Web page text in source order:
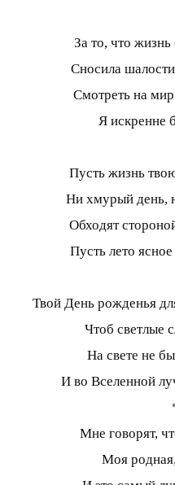
За то, что
Сносила
Смотреть на
Я искренне
Пусть жизнь
Ни хмурый день,
Обходят
Пусть лето
Твой День рожденья
Чтоб светлые
На свете не
И во Вселенной
Мне говорят,
Моя